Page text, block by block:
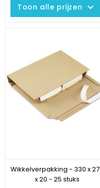
Toon alle prijzen keyboard_arrow_down
Wikkelverpakking - 330 x
x 20 - 25 stuks